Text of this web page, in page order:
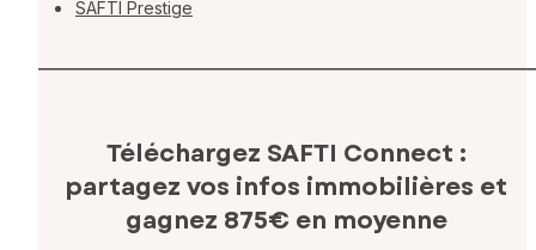
SAFTI Prestige
Téléchargez SAFTI Connect :
partagez vos infos immobilières et
gagnez 875€ en moyenne